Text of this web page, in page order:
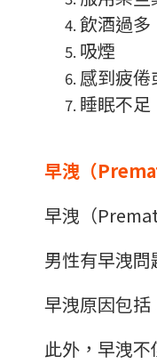
飲酒過多
吸煙
感到疲倦
睡眠不足
早洩（
早洩（
男性有早洩
早洩原因包括
此外，早洩